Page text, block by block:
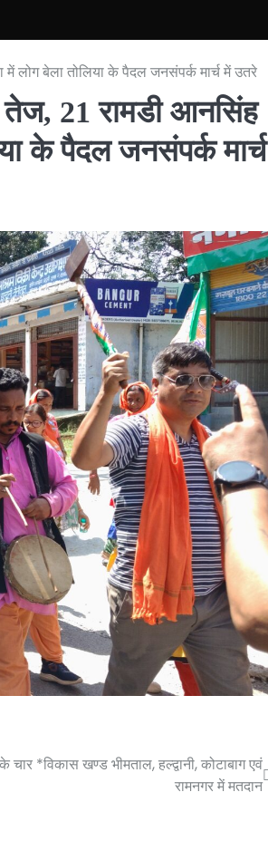
लोग बेला तोलिया के पैदल जनसंपर्क मार्च में उतरे
तेज, 21 रामडी आनसिंह
के पैदल जनसंपर्क मार्च
*विकास खण्ड भीमताल, हल्द्वानी, कोटाबाग एवं
रामनगर में मतदान